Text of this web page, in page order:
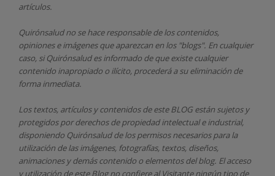
artículos.
Quirónsaludno se hace responsable de los contenidos,
opiniones e imágenes que aparezcan en los "blogs". En cualquier
caso, si Quirónsaludes informado de que existe cualquier
contenido inapropiado o ilícito, procederá a su eliminación de
forma inmediata.
Los textos, artículos y contenidos de este BLOG están sujetos y
protegidos por derechos de propiedad intelectual e industrial,
disponiendo Quirónsaludde los permisos necesarios para la
utilización de las imágenes, fotografías, textos, diseños,
animaciones y demás contenido o elementos del blog. El acceso
y utilización de este Blog no confiere al Visitante ningún tipo de